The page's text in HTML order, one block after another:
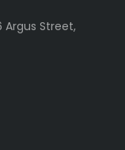
Argus Street,